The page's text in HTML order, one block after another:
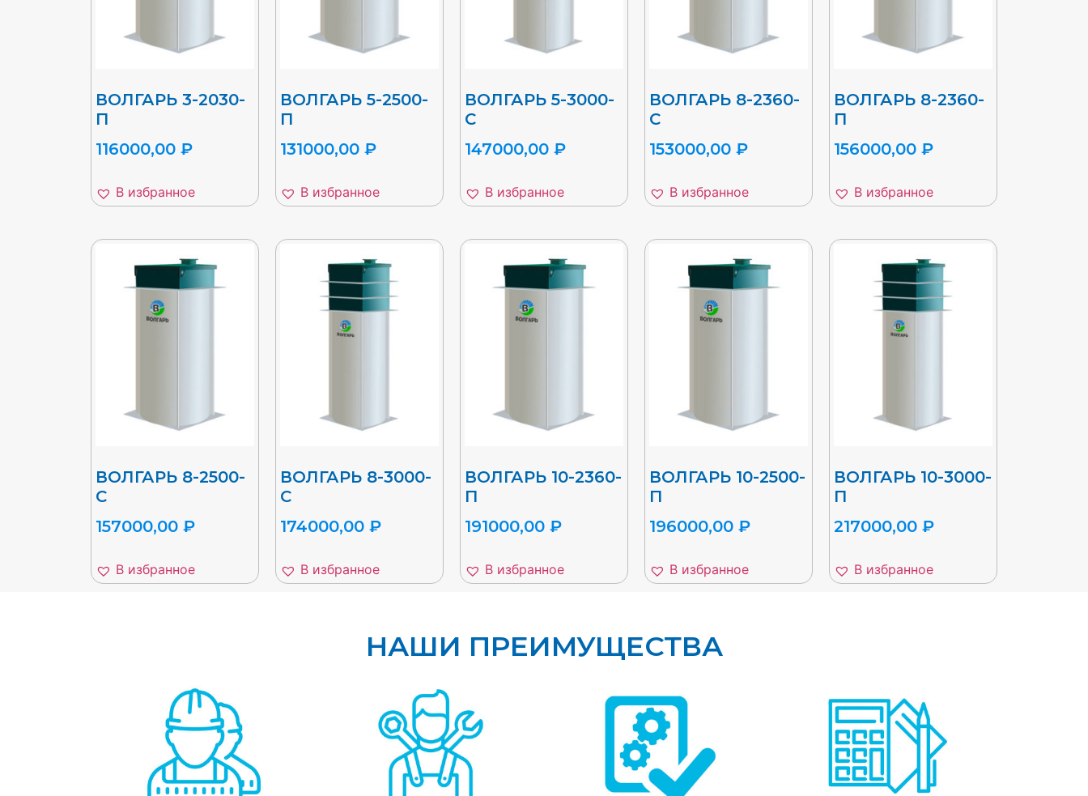
ВОЛГАРЬ 3-2030-
П
116000,00 ₽
В избранное
ВОЛГАРЬ 5-2500-
П
131000,00 ₽
В избранное
ВОЛГАРЬ 5-3000-
С
147000,00 ₽
В избранное
ВОЛГАРЬ 8-2360-
С
153000,00 ₽
В избранное
ВОЛГАРЬ 8-2360-
П
156000,00 ₽
В избранное
ВОЛГАРЬ 8-2500-
С
157000,00 ₽
В избранное
ВОЛГАРЬ 8-3000-
С
174000,00 ₽
В избранное
ВОЛГАРЬ 10-2360-
П
191000,00 ₽
В избранное
ВОЛГАРЬ 10-2500-
П
196000,00 ₽
В избранное
ВОЛГАРЬ 10-3000-
П
217000,00 ₽
В избранное
НАШИ ПРЕИМУЩЕСТВА